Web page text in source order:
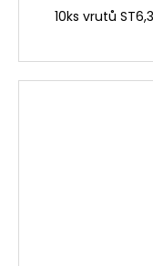
10ks vrutů